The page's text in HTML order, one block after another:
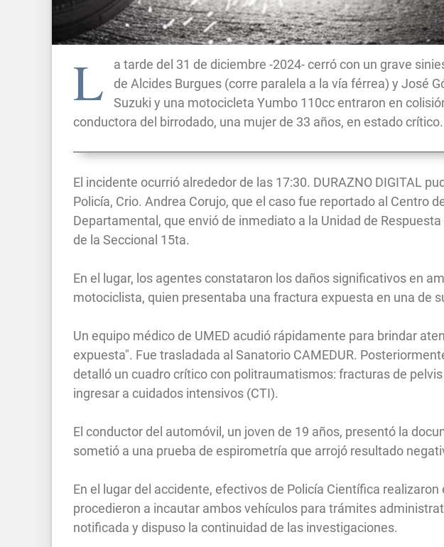
L
a tarde del 31 de diciembre -2024- cerró con un grave
de Alcides Burgues (corre paralela a la vía férrea) y José
Suzuki y una motocicleta Yumbo 110cc entraron en
conductora del birrodado, una mujer de 33 años, en estado crítico.
El incidente ocurrió alrededor de las 17:30. DURAZNO DIGITAL
Policía, Crio. Andrea Corujo, que el caso fue reportado al Centro
Departamental, que envió de inmediato a la Unidad de
de la Seccional 15ta.
En el lugar, los agentes constataron los daños significativos en
motociclista, quien presentaba una fractura expuesta en una de
Un equipo médico de UMED acudió rápidamente para brindar
expuesta". Fue trasladada al Sanatorio CAMEDUR.
detalló un cuadro crítico con politraumatismos: fracturas de
ingresar a cuidados intensivos (CTI).
El conductor del automóvil, un joven de 19 años, presentó la
sometió a una prueba de espirometría que arrojó resultado
En el lugar del accidente, efectivos de Policía Científica
procedieron a incautar ambos vehículos para trámites
notificada y dispuso la continuidad de las investigaciones.